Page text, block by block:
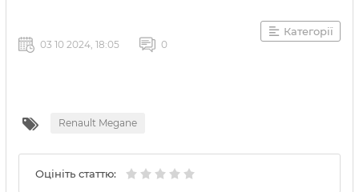
Категорії
03 10 2024, 18:05 0
Renault Megane
Оцініть статтю: